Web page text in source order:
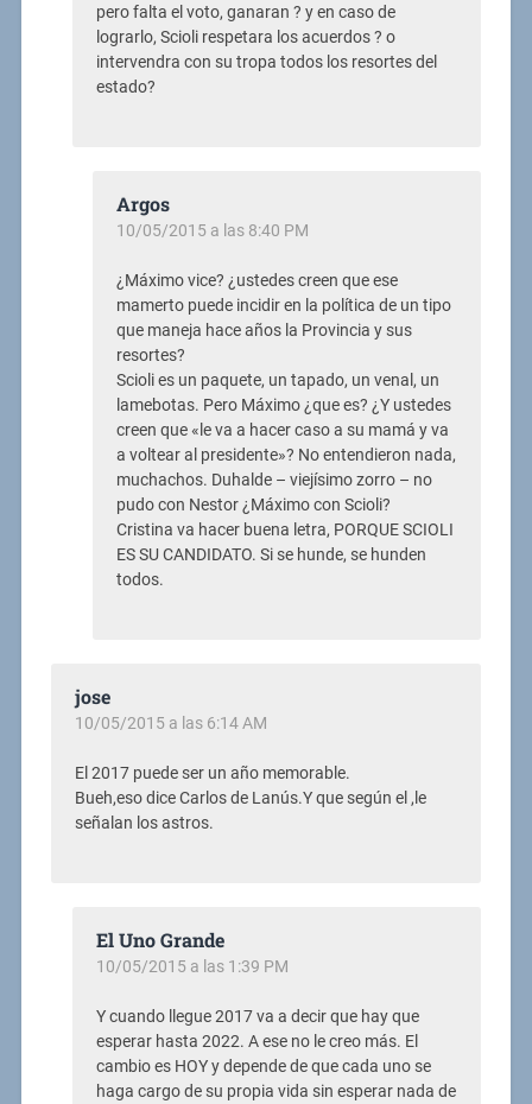
pero falta el voto, ganaran ? y en caso de
lograrlo, Scioli respetara los acuerdos ? o
intervendra con su tropa todos los resortes del
estado?
Argos
10/05/2015 a las 8:40 PM
¿Máximo vice? ¿ustedes creen que ese
mamerto puede incidir en la política de un tipo
que maneja hace años la Provincia y sus
resortes?
Scioli es un paquete, un tapado, un venal, un
lamebotas. Pero Máximo ¿que es? ¿Y ustedes
creen que «le va a hacer caso a su mamá y va
a voltear al presidente»? No entendieron nada,
muchachos. Duhalde – viejísimo zorro – no
pudo con Nestor ¿Máximo con Scioli?
Cristina va hacer buena letra, PORQUE SCIOLI
ES SU CANDIDATO. Si se hunde, se hunden
todos.
jose
10/05/2015 a las 6:14 AM
El 2017 puede ser un año memorable.
Bueh,eso dice Carlos de Lanús.Y que según el ,le
señalan los astros.
El Uno Grande
10/05/2015 a las 1:39 PM
Y cuando llegue 2017 va a decir que hay que
esperar hasta 2022. A ese no le creo más. El
cambio es HOY y depende de que cada uno se
haga cargo de su propia vida sin esperar nada de